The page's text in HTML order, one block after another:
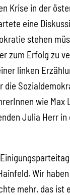
Krise in der
eine
stehen
zum Erfolg zu
linken
die
wie Max
Julia Herr in
Wir
mehr, das ist